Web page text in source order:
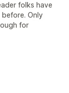
folks have
before. Only
for